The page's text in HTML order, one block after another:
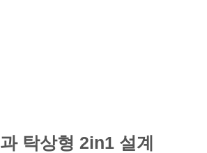
탁상형 2in1 설계